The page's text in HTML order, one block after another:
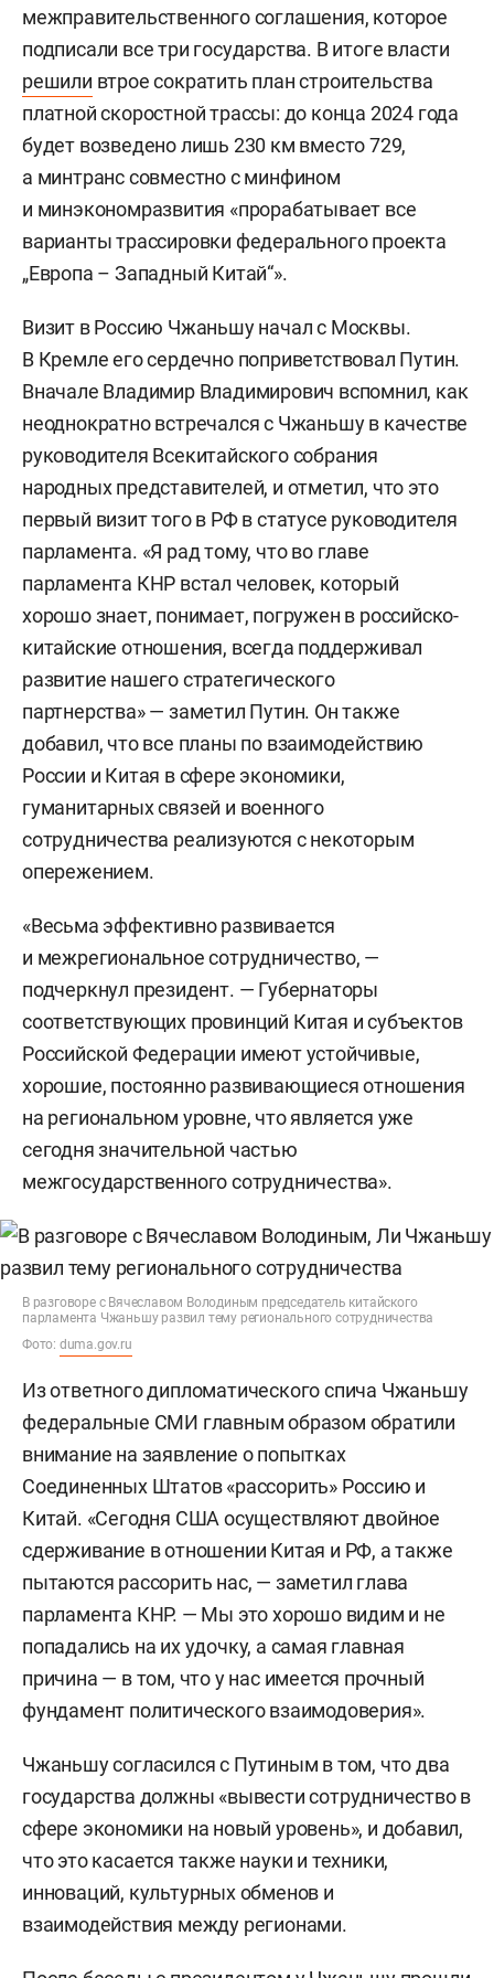
межправительственного соглашения, которое
подписали все три государства. В итоге власти
решили втрое сократить план строительства
платной скоростной трассы: до конца 2024 года
будет возведено лишь 230 км вместо 729,
а минтранс совместно с минфином
и минэкономразвития «прорабатывает все
варианты трассировки федерального проекта
„Европа – Западный Китай“».
Визит в Россию Чжаньшу начал с Москвы.
В Кремле его сердечно поприветствовал Путин.
Вначале Владимир Владимирович вспомнил, как
неоднократно встречался с Чжаньшу в качестве
руководителя Всекитайского собрания
народных представителей, и отметил, что это
первый визит того в РФ в статусе руководителя
парламента. «Я рад тому, что во главе
парламента КНР встал человек, который
хорошо знает, понимает, погружен в российско-
китайские отношения, всегда поддерживал
развитие нашего стратегического
партнерства» — заметил Путин. Он также
добавил, что все планы по взаимодействию
России и Китая в сфере экономики,
гуманитарных связей и военного
сотрудничества реализуются с некоторым
опережением.
«Весьма эффективно развивается
и межрегиональное сотрудничество, —
подчеркнул президент. — Губернаторы
соответствующих провинций Китая и субъектов
Российской Федерации имеют устойчивые,
хорошие, постоянно развивающиеся отношения
на региональном уровне, что является уже
сегодня значительной частью
межгосударственного сотрудничества».
В разговоре с Вячеславом Володиным председатель китайского
парламента Чжаньшу развил тему регионального сотрудничества
Фото: duma.gov.ru
Из ответного дипломатического спича Чжаньшу
федеральные СМИ главным образом обратили
внимание на заявление о попытках
Соединенных Штатов «рассорить» Россию и
Китай. «Сегодня США осуществляют двойное
сдерживание в отношении Китая и РФ, а также
пытаются рассорить нас, — заметил глава
парламента КНР. — Мы это хорошо видим и не
попадались на их удочку, а самая главная
причина — в том, что у нас имеется прочный
фундамент политического взаимодоверия».
Чжаньшу согласился с Путиным в том, что два
государства должны «вывести сотрудничество в
сфере экономики на новый уровень», и добавил,
что это касается также науки и техники,
инноваций, культурных обменов и
взаимодействия между регионами.